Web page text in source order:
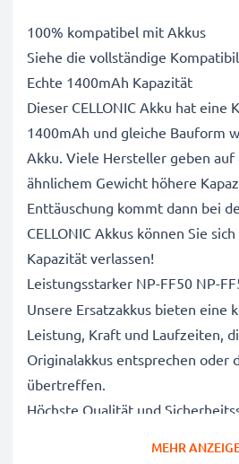
100% kompatibel mit Akkus
Siehe die vollständige
Echte 1400mAh Kapazität
Dieser CELLONIC Akku hat eine
1400mAh und gleiche Bauform
Akku. Viele Hersteller geben
ähnlichem Gewicht höhere
Enttäuschung kommt dann bei
CELLONIC Akkus können Sie
Kapazität verlassen!
Leistungsstarker NP-FF50 NP-
Unsere Ersatzakkus bieten eine
Leistung, Kraft und Laufzeiten,
Originalakkus entsprechen oder
übertreffen.
Höchste Qualität und
MEHR